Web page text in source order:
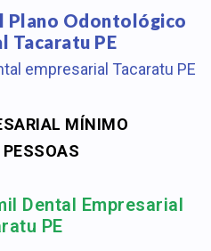
Plano Odontológico
Tacaratu PE
empresarial Tacaratu PE
MÍNIMO
Dental Empresarial
PE